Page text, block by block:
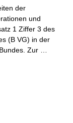
der
und
1 Ziffer 3 des
(B VG) in der
Zur …